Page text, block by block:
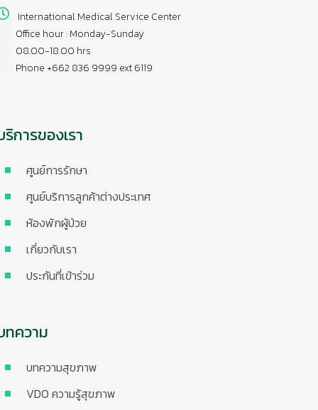
International Medical Service Center
Office hour : Monday-Sunday
08.00-18.00 hrs
Phone +662 836 9999 ext 6119
ริการของเรา
ศูนย์การรักษา
ศูนย์บริการลูกค้าต่างประเทศ
ห้องพักผู้ป่วย
เกี่ยวกับเรา
ประกันที่เข้าร่วม
ทความ
บทความสุขภาพ
VDO ความรู้สุขภาพ